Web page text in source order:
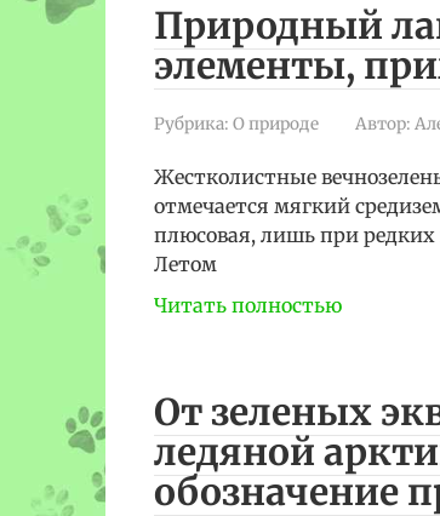
Природный
элементы,
Рубрика: О природе Автор:
Жестколистные
отмечается мягкий
плюсовая, лишь при редких
Летом
Читать полностью
От зеленых
ледяной
обозначение